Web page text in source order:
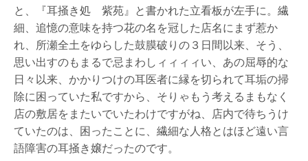
と、『耳掻き処 紫苑』と書かれた立看板が左手に。繊
細、追憶の意味を持つ花の名を冠した店名にまず惹か
れ、所瀬全土をゆらした鼓膜破りの３日間以来、そう、
思い出すのもまるで忌まわしィィィィい、あの屈辱的な
日々以来、かかりつけの耳医者に縁を切られて耳垢の掃
除に困っていた私ですから、そりゃもう考えるまもなく
店の敷居をまたいでいたわけですがね、店内で待ちうけ
ていたのは、困ったことに、繊細な人格とはほど遠い言
語障害の耳掻き嬢だったのです。